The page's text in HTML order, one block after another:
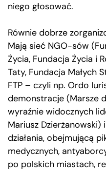
niego głosować.
Równie dobrze
Mają sieć NGO-sów
Życia, Fundacja Życia i
Taty, Fundacja Małych
FTP – czyli np. Ordo
demonstracje (Marsze
wyraźnie widocznych
Mariusz
działania, obejmującą
medycznych,
po polskich miastach,